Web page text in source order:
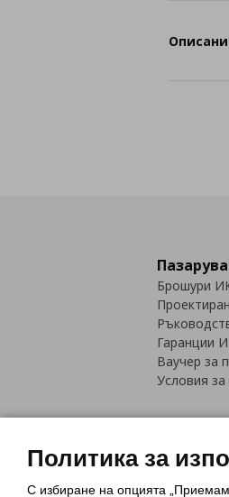
Брошури
Гаранции
Ваучер за
Условия
Политика за
С избиране на опцията „Приемам